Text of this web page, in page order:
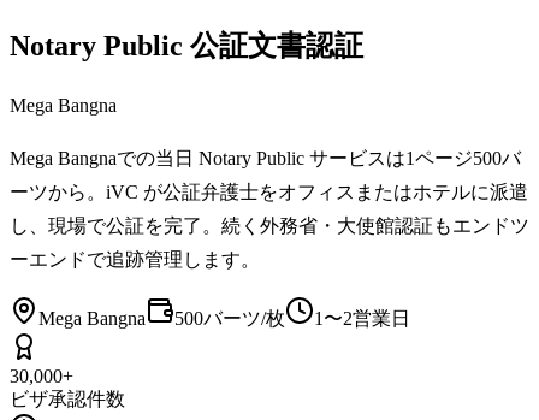
Notary Public 公証文書認証
Mega Bangna
Mega Bangnaでの当日 Notary Public サービスは1ページ500バ
ーツから。iVC が公証弁護士をオフィスまたはホテルに派遣
し、現場で公証を完了。続く外務省・大使館認証もエンドツ
ーエンドで追跡管理します。
Mega Bangna 500バーツ/枚 1〜2営業日
30,000+
ビザ承認件数